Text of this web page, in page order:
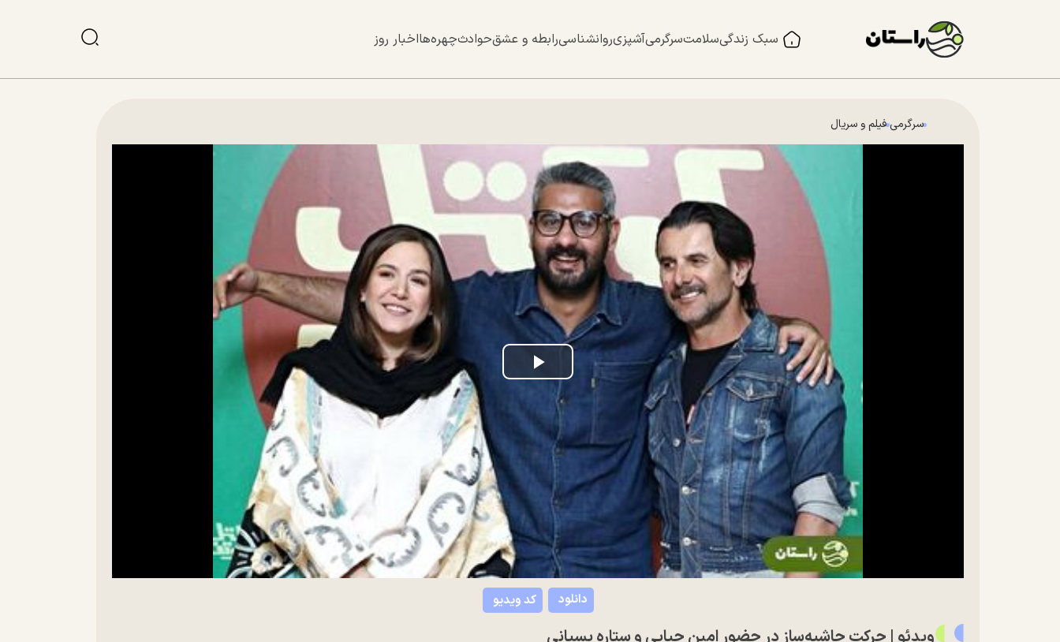
سبک زندگیسلامتسرگرمیآشپزیروانشناسیرابطه و عشقحوادثچهره‌هااخبار روز
سرگرمی فیلم و سریال
Play
Video
کد ویدیو دانلود
ویدئو | حرکت حاشیه‌ساز در حضور امین حیایی و ستاره پسیانی